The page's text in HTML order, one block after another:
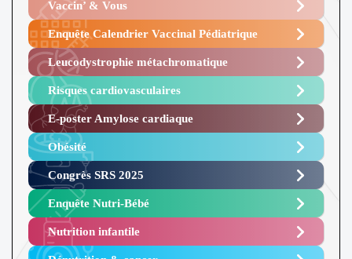
Vaccin’ & Vous
Enquête Calendrier Vaccinal Pédiatrique
Leucodystrophie métachromatique
Risques cardiovasculaires
E-poster Amylose cardiaque ​
Obésité ​
Congrès SRS 2025 ​
Enquête Nutri-Bébé ​
Nutrition infantile